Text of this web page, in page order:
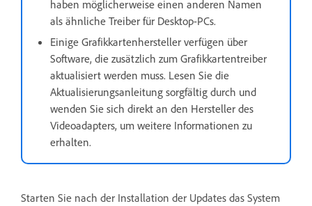
haben möglicherweise einen anderen Namen
als ähnliche Treiber für Desktop-PCs.
Einige Grafikkartenhersteller verfügen über
Software, die zusätzlich zum Grafikkartentreiber
aktualisiert werden muss. Lesen Sie die
Aktualisierungsanleitung sorgfältig durch und
wenden Sie sich direkt an den Hersteller des
Videoadapters, um weitere Informationen zu
erhalten.
Starten Sie nach der Installation der Updates das System